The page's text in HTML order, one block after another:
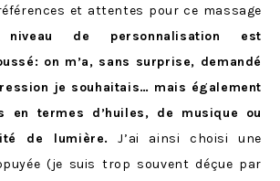
et attentes pour ce massage
de personnalisation est
on m’a, sans surprise, demandé
je souhaitais… mais également
en termes d’huiles, de musique ou
de lumière.
J’ai ainsi choisi une
(je suis trop souvent déçue par